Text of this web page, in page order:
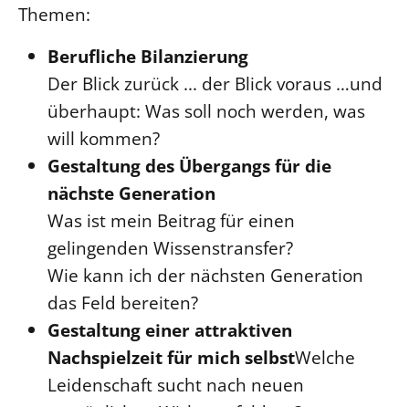
Themen:
Berufliche Bilanzierung
Der Blick zurück ... der Blick voraus …und
überhaupt: Was soll noch werden, was
will kommen?
Gestaltung des Übergangs für die
nächste Generation
Was ist mein Beitrag für einen
gelingenden Wissenstransfer?
Wie kann ich der nächsten Generation
das Feld bereiten?
Gestaltung einer attraktiven
Nachspielzeit für mich selbstWelche
Leidenschaft sucht nach neuen